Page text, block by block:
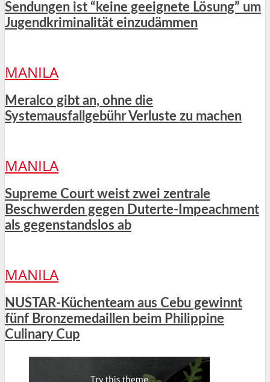
Sendungen ist “keine geeignete Lösung” um
Jugendkriminalität einzudämmen
MANILA
Meralco gibt an, ohne die
Systemausfallgebühr Verluste zu machen
MANILA
Supreme Court weist zwei zentrale
Beschwerden gegen Duterte-Impeachment
als gegenstandslos ab
MANILA
NUSTAR-Küchenteam aus Cebu gewinnt
fünf Bronzemedaillen beim Philippine
Culinary Cup